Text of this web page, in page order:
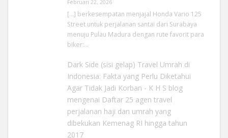
Februari 22, 2026
[…] berkesempatan menjajal Honda Vario 125
Street untuk perjalanan santai dari Surabaya
menuju Pulau Madura dengan rute favorit para
biker:…
Dark Side (sisi gelap) Travel Umrah di
Indonesia: Fakta yang Perlu Diketahui
Agar Tidak Jadi Korban - K H S blog
mengenai Daftar 25 agen travel
perjalanan haji dan umrah yang
dibekukan Kemenag RI hingga tahun
2017